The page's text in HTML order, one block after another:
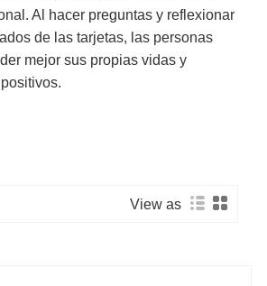
Al hacer preguntas y reflexionar
de las tarjetas, las personas
mejor sus propias vidas y
View as